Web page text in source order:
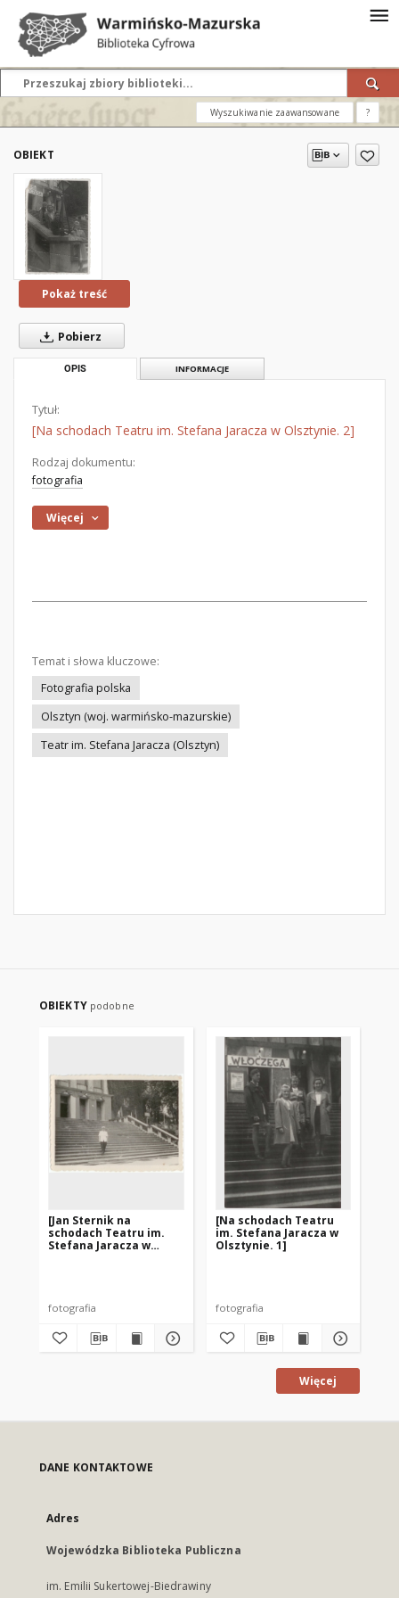
Wyszukiwanie zaawansowane ?
OBIEKT
Pokaż treść
Pobierz
OPIS INFORMACJE
Tytuł:
[Na schodach Teatru im. Stefana Jaracza w Olsztynie. 2]
Rodzaj dokumentu:
fotografia
Więcej
Temat i słowa kluczowe:
Fotografia polska
Olsztyn (woj. warmińsko-mazurskie)
Teatr im. Stefana Jaracza (Olsztyn)
OBIEKTY podobne
[Jan Sternik na
schodach Teatru im.
Stefana Jaracza w
fotografia
[Na schodach Teatru
im. Stefana Jaracza w
Olsztynie. 1]
fotografia
Więcej
DANE KONTAKTOWE
Adres
Wojewódzka Biblioteka Publiczna
im. Emilii Sukertowej-Biedrawiny